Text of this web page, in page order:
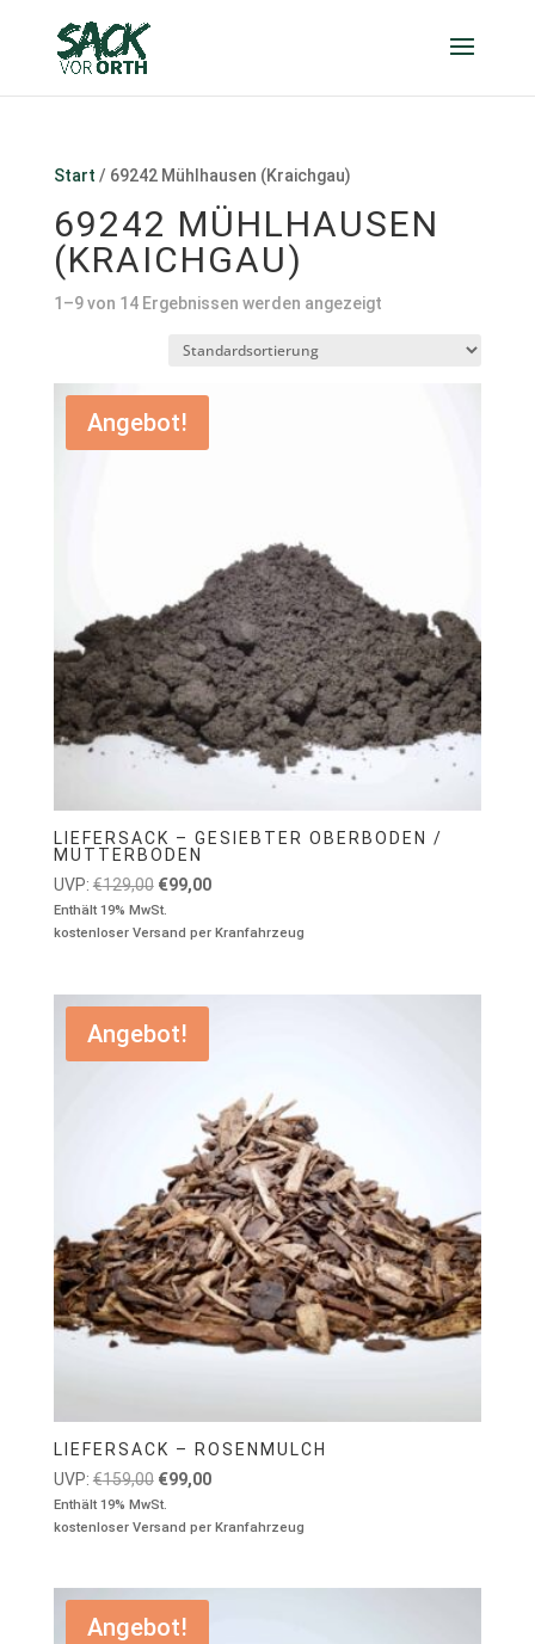
Start / 69242 Mühlhausen (Kraichgau)
69242 MÜHLHAUSEN
(KRAICHGAU)
1–9 von 14 Ergebnissen werden angezeigt
Angebot!
LIEFERSACK – GESIEBTER OBERBODEN /
MUTTERBODEN
UVP: €129,00 Ursprünglicher
Preis
war:
€99,00Aktueller
ist:
Enthält 19% MwSt.
kostenloser Versand per Kranfahrzeug
Angebot!
LIEFERSACK – ROSENMULCH
UVP: €159,00 Ursprünglicher
Preis
war:
€99,00Aktueller
ist:
Enthält 19% MwSt.
kostenloser Versand per Kranfahrzeug
Angebot!